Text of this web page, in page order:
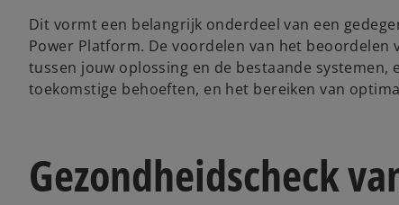
Dit vormt een belangrijk onderdeel van een
Power Platform. De voordelen van het
tussen jouw oplossing en de bestaande
toekomstige behoeften, en het bereiken van
Gezondheidscheck